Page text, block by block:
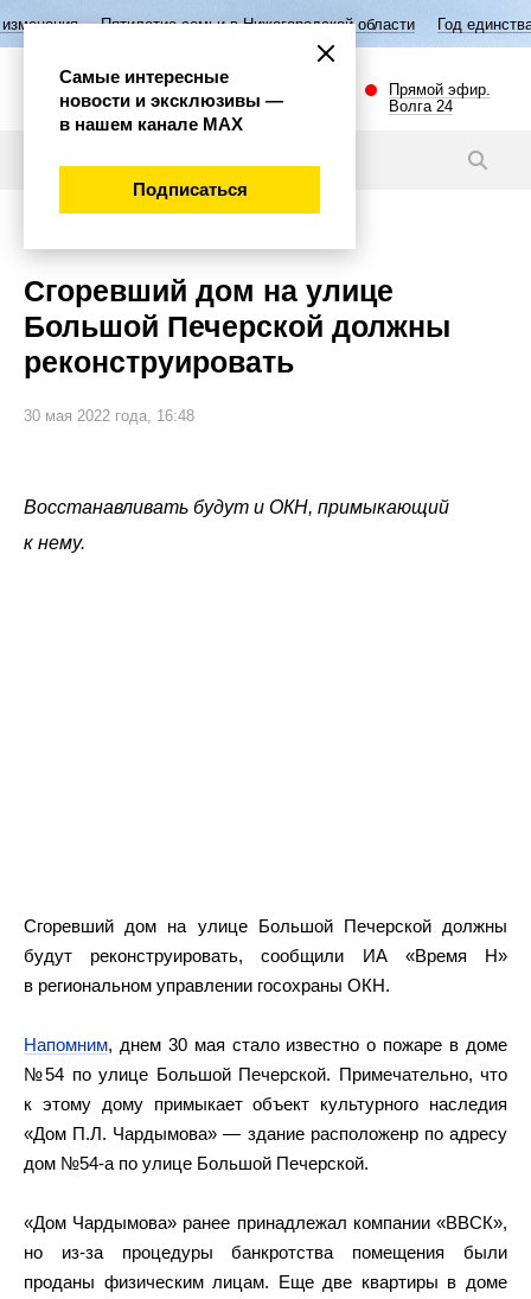
семьи в Нижегородской области Год единства народов России
Прямой эфир.
Волга 24
Сгоревший дом на улице
Большой Печерской должны
реконструировать
30 мая 2022 года, 16:48
Восстанавливать будут и ОКН, примыкающий
к нему.
Сгоревший дом на улице Большой Печерской должны
будут реконструировать, сообщили ИА «Время Н»
в региональном управлении госохраны ОКН.
Напомним, днем 30 мая стало известно о пожаре в доме
№54 по улице Большой Печерской. Примечательно, что
к этому дому примыкает объект культурного наследия
«Дом П.Л. Чардымова» — здание расположенр по адресу
дом №54-а по улице Большой Печерской.
«Дом Чардымова» ранее принадлежал компании «ВВСК»,
но из-за процедуры банкротства помещения были
проданы физическим лицам. Еще две квартиры в доме
Самые интересные
новости и эксклюзивы —
в нашем канале МАХ
Подписаться